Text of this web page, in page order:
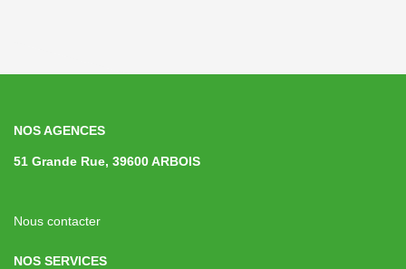
NOS AGENCES
51 Grande Rue, 39600 ARBOIS
Nous contacter
NOS SERVICES